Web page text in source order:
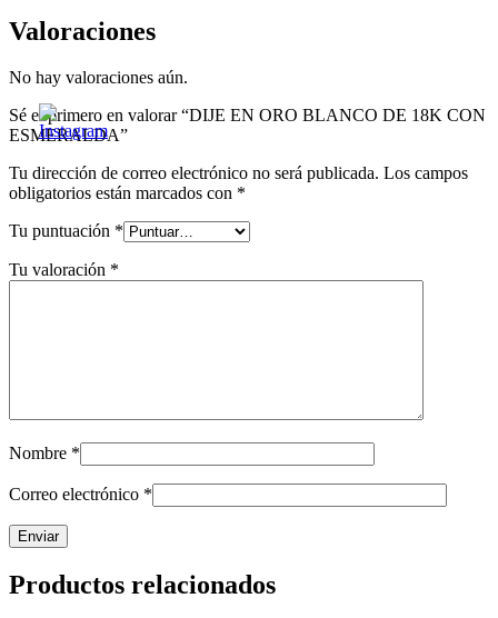
Valoraciones
No hay valoraciones aún.
Sé el primero en valorar “DIJE EN ORO BLANCO DE 18K CON
ESMERALDA”
Tu dirección de correo electrónico no será publicada. Los campos
obligatorios están marcados con *
Tu puntuación *
Tu valoración *
Nombre *
Correo electrónico *
Productos relacionados